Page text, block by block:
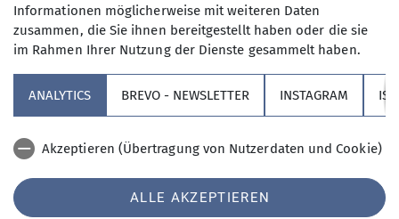
Partner
Peutingerstr. 24
Telefon +49821516780
Informationen möglicherweise mit weiteren Daten
zusammen, die Sie ihnen bereitgestellt haben oder die sie
im Rahmen Ihrer Nutzung der Dienste gesammelt haben.
ANALYTICS BREVO - NEWSLETTER INSTAGRAM
Akzeptieren (Übertragung von Nutzerdaten und Cookie)
Cookie Beschreibung
ALLE AKZEPTIEREN